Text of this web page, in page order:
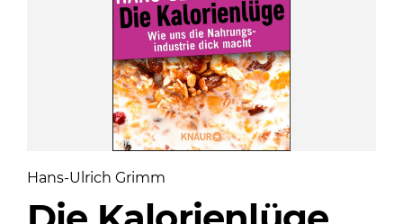
Hans-Ulrich Grimm